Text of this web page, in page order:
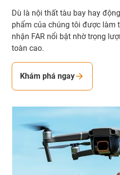
Dù là nội thất tàu bay hay
phẩm của chúng tôi được làm
nhận FAR nổi bật nhờ trọng
toàn cao.
Khám phá ngay